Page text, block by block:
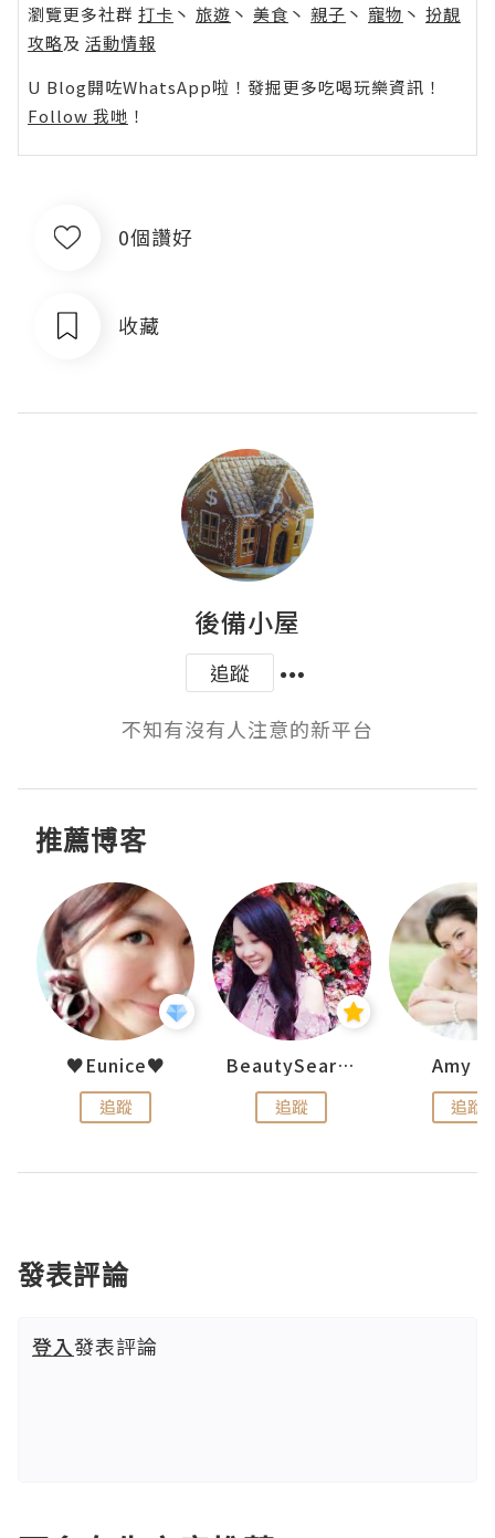
瀏覽更多社群 打卡 丶 旅遊 丶 美食 丶 親子 丶 寵物 丶 扮靚
攻略及 活動情報
U Blog開咗WhatsApp啦！發掘更多吃喝玩樂資訊！
Follow 我哋 ！
0個讚好
收藏
後備小屋
追蹤
不知有沒有人注意的新平台
推薦博客
♥Eunice♥
追蹤
BeautySearch
追蹤
Amy
追蹤
發表評論
登入發表評論